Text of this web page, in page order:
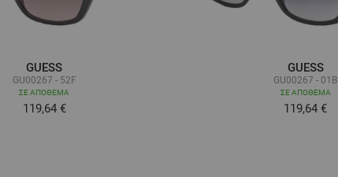
GUESS
GU00267 - 52F
ΣΕ ΑΠΌΘΕΜΑ
119,64 €
GUESS
GU00267 - 01B
ΣΕ ΑΠΌΘΕΜΑ
119,64 €